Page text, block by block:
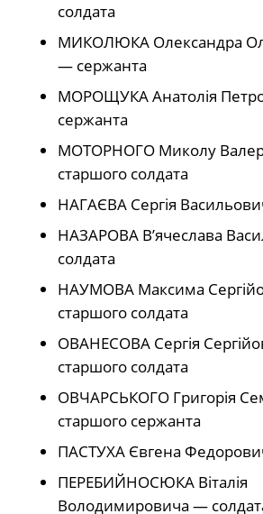
солдата
МИКОЛЮКА Олександра
— сержанта
МОРОЩУКА Анатолія
сержанта
МОТОРНОГО Миколу
старшого солдата
НАГАЄВА Сергія
НАЗАРОВА В’ячеслава
солдата
НАУМОВА Максима
старшого солдата
ОВАНЕСОВА Сергія
старшого солдата
ОВЧАРСЬКОГО Григорія
старшого сержанта
ПАСТУХА Євгена
ПЕРЕБИЙНОСЮКА Віталія
Володимировича —